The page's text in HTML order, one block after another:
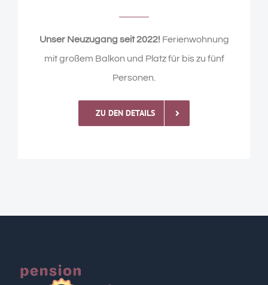
Unser Neuzugang seit 2022! Ferienwohnung
mit großem Balkon und Platz für bis zu fünf
Personen.
ZU DEN DETAILS